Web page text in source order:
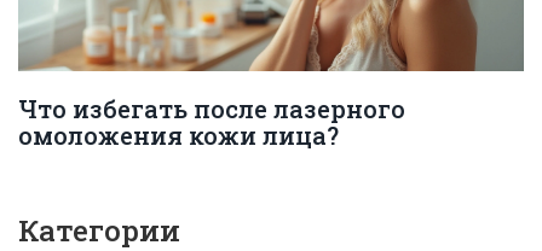
Что избегать после лазерного
омоложения кожи лица?
Категории